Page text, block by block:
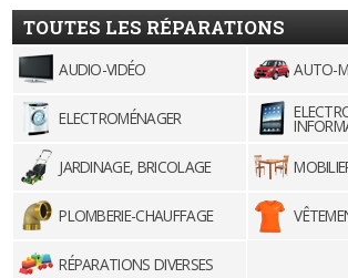
TOUTES LES RÉPARATIONS
AUDIO-VIDÉO AUTO-
ELECTROMÉNAGER
JARDINAGE, BRICOLAGE
PLOMBERIE-CHAUFFAGE
RÉPARATIONS DIVERSES